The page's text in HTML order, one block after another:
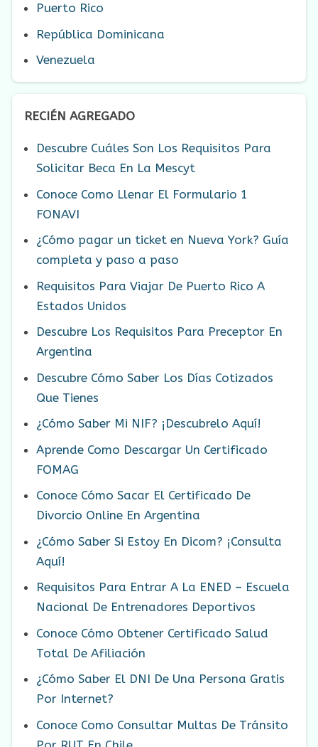
Puerto Rico
República Dominicana
Venezuela
RECIÉN AGREGADO
Descubre Cuáles Son Los Requisitos Para
Solicitar Beca En La Mescyt
Conoce Como Llenar El Formulario 1
FONAVI
¿Cómo pagar un ticket en Nueva York? Guía
completa y paso a paso
Requisitos Para Viajar De Puerto Rico A
Estados Unidos
Descubre Los Requisitos Para Preceptor En
Argentina
Descubre Cómo Saber Los Días Cotizados
Que Tienes
¿Cómo Saber Mi NIF? ¡Descubrelo Aquí!
Aprende Como Descargar Un Certificado
FOMAG
Conoce Cómo Sacar El Certificado De
Divorcio Online En Argentina
¿Cómo Saber Si Estoy En Dicom? ¡Consulta
Aquí!
Requisitos Para Entrar A La ENED – Escuela
Nacional De Entrenadores Deportivos
Conoce Cómo Obtener Certificado Salud
Total De Afiliación
¿Cómo Saber El DNI De Una Persona Gratis
Por Internet?
Conoce Como Consultar Multas De Tránsito